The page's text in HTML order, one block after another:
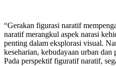
“Gerakan figurasi naratif
naratif merangkul aspek narasi
penting dalam eksplorasi visual.
keseharian, kebudayaan urban
Pada perspektif figuratif naratif,